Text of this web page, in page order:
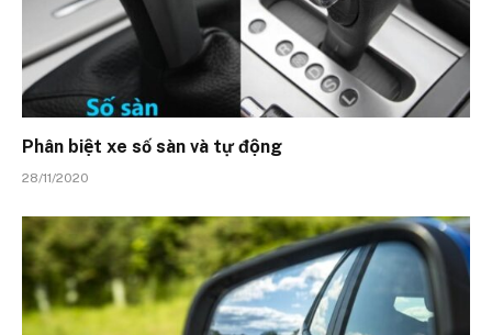
Phân biệt xe số sàn và tự động
28/11/2020